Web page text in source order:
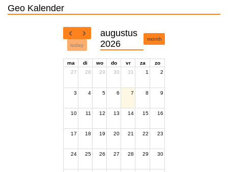
Geo Kalender
today
augustus
2026
month
ma di wo do vr za
zo
27
28 29 30 31 1 2
3 4 5 6 7 8 9
10 11 12 13 14 15 16
17 18 19 20 21 22 23
24 25 26 27 28 29 30